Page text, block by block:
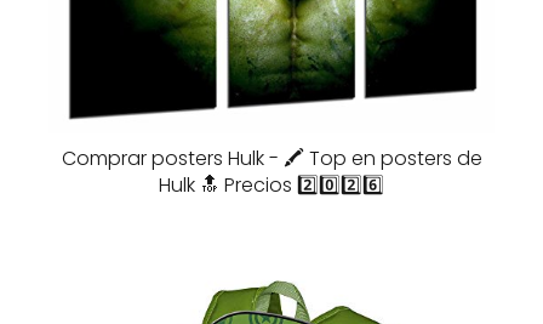
Comprar posters Hulk - 🖍️ Top en posters de
Hulk 🔝 Precios 2️⃣0️⃣2️⃣6️⃣